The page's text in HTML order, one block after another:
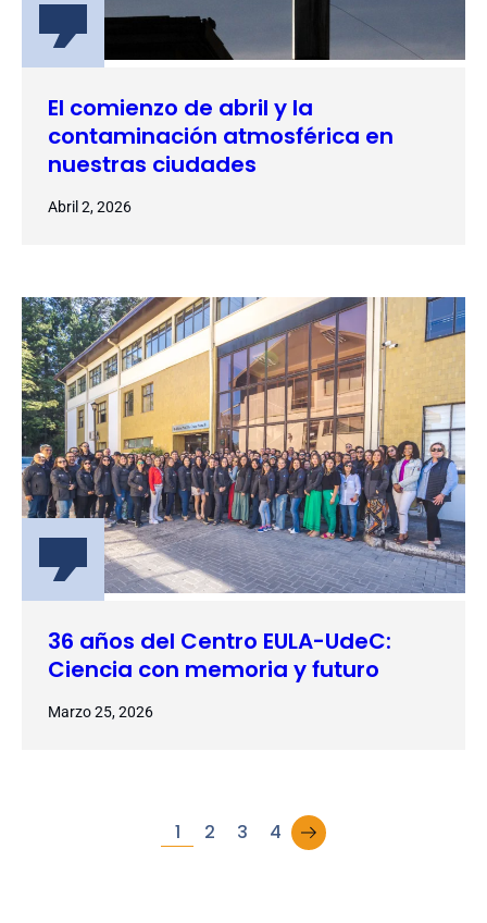
El comienzo de abril y la
contaminación atmosférica en
nuestras ciudades
Abril 2, 2026
36 años del Centro EULA-UdeC:
Ciencia con memoria y futuro
Marzo 25, 2026
1 2 3 4 →